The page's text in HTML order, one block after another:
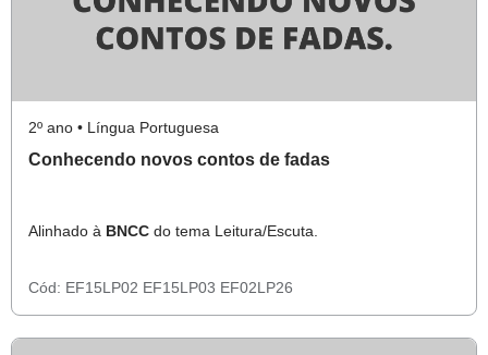
2º ano • Língua Portuguesa
Conhecendo novos contos de fadas
Alinhado à BNCC do tema Leitura/Escuta.
Cód: EF15LP02 EF15LP03 EF02LP26